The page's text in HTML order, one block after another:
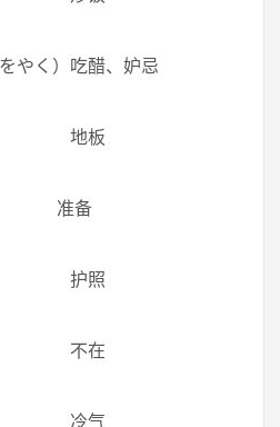
やく）吃醋、妒忌
地板
准备
） 护照
不在
） 冷气